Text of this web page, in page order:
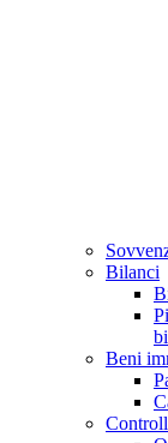
Bilanci
Beni